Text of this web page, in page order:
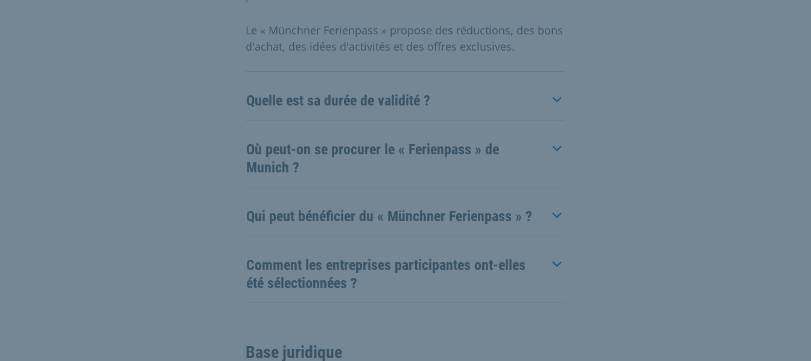
Le « Münchner Ferienpass » propose des réductions, des bons
d'achat, des idées d'activités et des offres exclusives.
Quelle est sa durée de validité ?
Où peut-on se procurer le « Ferienpass » de
Munich ?
Qui peut bénéficier du « Münchner Ferienpass » ?
Comment les entreprises participantes ont-elles
été sélectionnées ?
Base juridique